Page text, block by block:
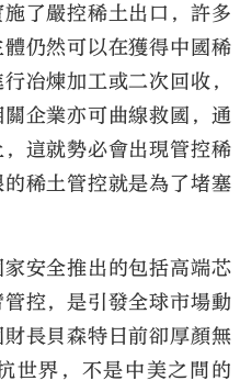
了嚴控稀土出口，許多
仍然可以在獲得中國稀
冶煉加工或二次回收，
企業亦可曲線救國，通
這就勢必會出現管控稀
稀土管控就是為了堵塞
安全推出的包括高端芯
控，是引發全球市場動
長貝森特日前卻厚顏無
世界，不是中美之間的